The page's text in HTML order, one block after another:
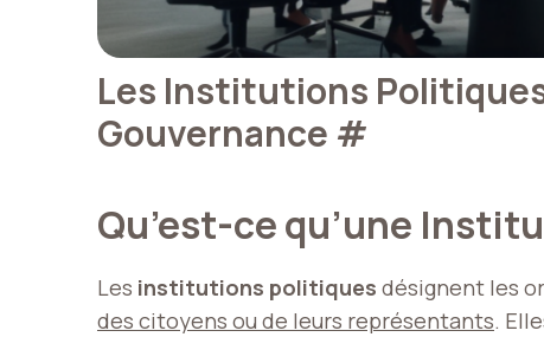
Les Institutions
Gouvernance #
Qu’est-ce qu’une
Les institutions politiques désignent les
des citoyens ou de leurs représentants.